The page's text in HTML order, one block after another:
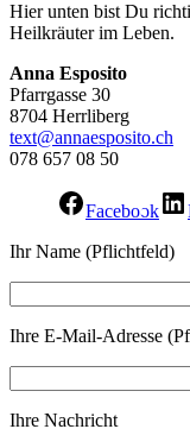
Hier unten bist Du
Heilkräuter im Leben.
Anna Esposito
Pfarrgasse 30
8704 Herrliberg
text@annaesposito.ch
078 657 08 50
Facebook
Ihr Name (Pflichtfeld)
Ihre E-Mail-Adresse
Ihre Nachricht